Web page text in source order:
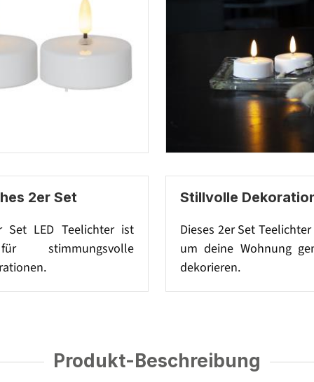
2er Set
Set LED Teelichter ist
stimmungsvolle
Stillvolle
Dieses 2er Set
um deine Wohnung
dekorieren.
Produkt-Beschreibung